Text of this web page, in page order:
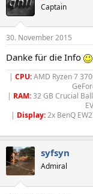
Captain
30. November 2015
Danke für die Info
| CPU:AMD Ryzen 7
| RAM:32 GB Crucial
| Display:2x BenQ
syfsyn
Admiral